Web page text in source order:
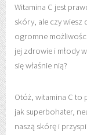
Witamina C jest
skóry, ale czy wiesz
ogromne
jej zdrowie i młody
się właśnie nią?
Otóż, witamina C to
jak superbohater,
naszą skórę i